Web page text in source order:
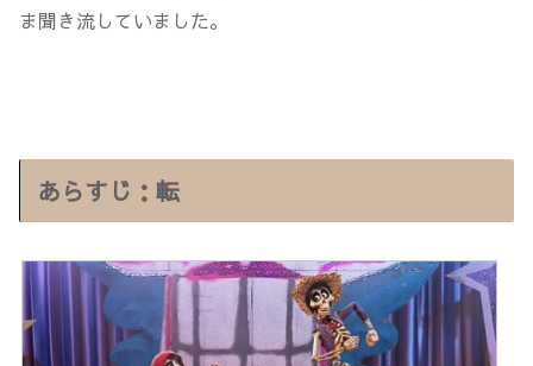
ま聞き流していました。
あらすじ：転